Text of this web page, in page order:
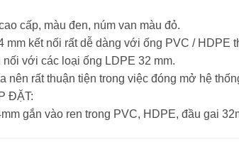
cấp, màu đen, núm van màu đỏ.
mm kết nối rất dễ dàng với ống PVC / HDPE
với các loại ống LDPE 32 mm.
nên rất thuận tiện trong việc đóng mở hệ
ĐẶT:
gắn vào ren trong PVC, HDPE, đầu gai